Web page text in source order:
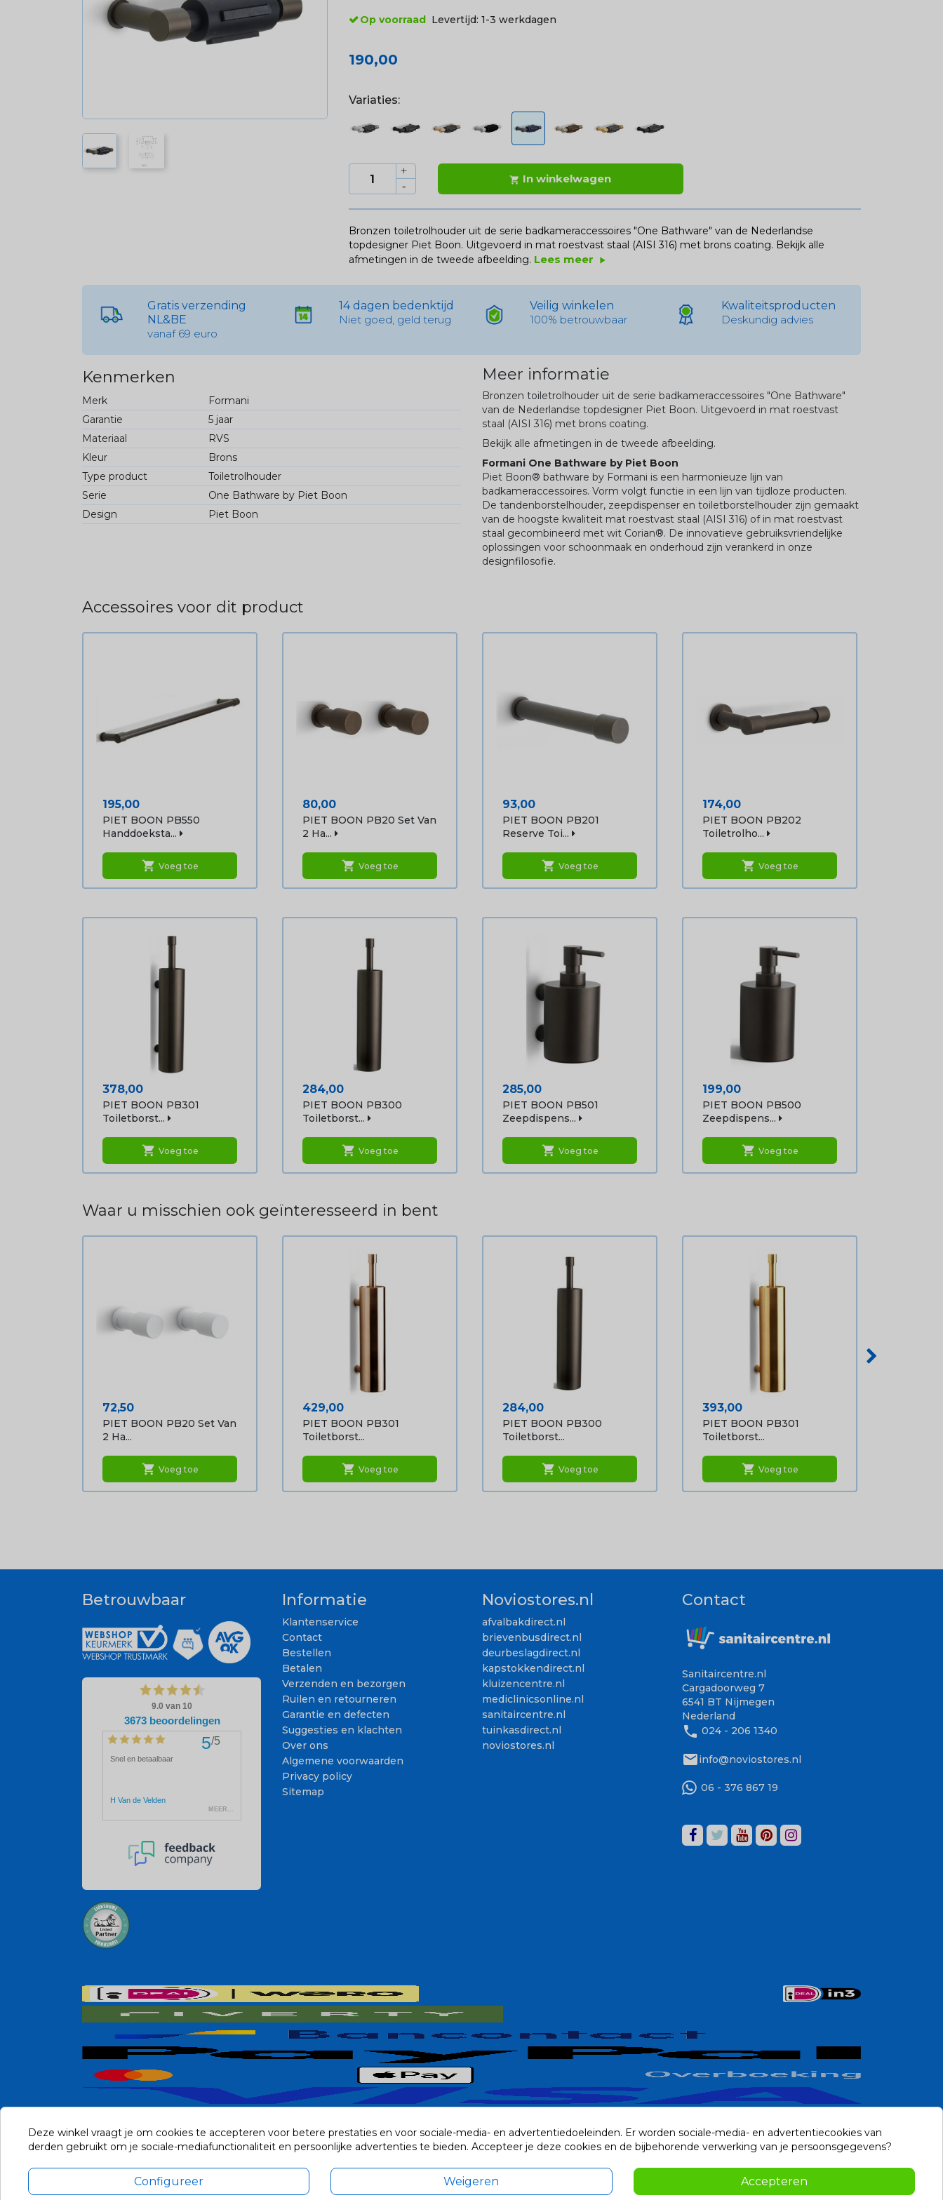
Op voorraad Levertijd: 1-3 werkdagen
190,00
Variaties:
 In winkelwagen
Bronzen toiletrolhouder uit de serie badkameraccessoires "One Bathware" van de Nederlandse
topdesigner Piet Boon. Uitgevoerd in mat roestvast staal (AISI 316) met brons coating. Bekijk alle
afmetingen in de tweede afbeelding. Lees meer play_arrow
Gratis verzending
NL&BE
vanaf 69 euro
14 dagen bedenktijd
Niet goed, geld terug
Veilig winkelen
100% betrouwbaar
Kwaliteitsproducten
Deskundig advies
Kenmerken
Merk
Formani
Garantie
5 jaar
Materiaal
RVS
Kleur
Brons
Type product
Toiletrolhouder
Serie
One Bathware by Piet Boon
Design
Piet Boon
Meer informatie
Bronzen toiletrolhouder uit de serie badkameraccessoires "One Bathware"
van de Nederlandse topdesigner Piet Boon. Uitgevoerd in mat roestvast
staal (AISI 316) met brons coating.
Bekijk alle afmetingen in de tweede afbeelding.
Formani One Bathware by Piet Boon
Piet Boon® bathware by Formani is een harmonieuze lijn van
badkameraccessoires. Vorm volgt functie in een lijn van tijdloze producten.
De tandenborstelhouder, zeepdispenser en toiletborstelhouder zijn gemaakt
van de hoogste kwaliteit mat roestvast staal (AISI 316) of in mat roestvast
staal gecombineerd met wit Corian®. De innovatieve gebruiksvriendelijke
oplossingen voor schoonmaak en onderhoud zijn verankerd in onze
designfilosofie.
Accessoires voor dit product
Prijs
195,00
PIET BOON PB550
Handdoeksta...
shopping_cart Voeg toe
Prijs
80,00
PIET BOON PB20 Set Van
2 Ha...
shopping_cart Voeg toe
Prijs
93,00
PIET BOON PB201
Reserve Toi...
shopping_cart Voeg toe
Prijs
174,00
PIET BOON PB202
Toiletrolho...
shopping_cart Voeg toe
Prijs
378,00
PIET BOON PB301
Toiletborst...
shopping_cart Voeg toe
Prijs
284,00
PIET BOON PB300
Toiletborst...
shopping_cart Voeg toe
Prijs
285,00
PIET BOON PB501
Zeepdispens...
shopping_cart Voeg toe
Prijs
199,00
PIET BOON PB500
Zeepdispens...
shopping_cart Voeg toe
Waar u misschien ook geïnteresseerd in bent
Prijs
72,50
PIET BOON PB20 Set Van
2 Ha...
shopping_cart Voeg toe
Prijs
429,00
PIET BOON PB301
Toiletborst...
shopping_cart Voeg toe
Prijs
284,00
PIET BOON PB300
Toiletborst...
shopping_cart Voeg toe
Prijs
393,00
PIET BOON PB301
Toiletborst...
shopping_cart Voeg toe
Betrouwbaar Informatie
Klantenservice
Contact
Bestellen
Betalen
Verzenden en bezorgen
Ruilen en retourneren
Garantie en defecten
Suggesties en klachten
Over ons
Algemene voorwaarden
Privacy policy
Sitemap
Noviostores.nl
afvalbakdirect.nl
brievenbusdirect.nl
deurbeslagdirect.nl
kapstokkendirect.nl
kluizencentre.nl
mediclinicsonline.nl
sanitaircentre.nl
tuinkasdirect.nl
noviostores.nl
Contact
Sanitaircentre.nl
Cargadoorweg 7
6541 BT Nijmegen
Nederland
phone 024 - 206 1340
mailinfo@noviostores.nl
06 - 376 867 19
Alle prijzen zijn in Euro, inclusief BTW en andere heffingen en exclusief eventuele verzendkosten. © 2014-2026 Noviostores.nl. Alle rechten voorbehouden.
Deze winkel vraagt je om cookies te accepteren voor betere prestaties en voor sociale-media- en advertentiedoeleinden. Er worden sociale-media- en advertentiecookies van
derden gebruikt om je sociale-mediafunctionaliteit en persoonlijke advertenties te bieden. Accepteer je deze cookies en de bijbehorende verwerking van je persoonsgegevens?
Configureer Weigeren Accepteren